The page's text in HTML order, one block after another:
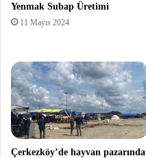
Yenmak Subap Üretimi
11 Mayıs 2024
Çerkezköy’de hayvan pazarında